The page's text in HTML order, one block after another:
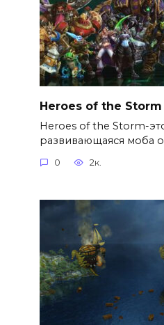
Heroes of the Storm
Heroes of the Storm-
развивающаяся моба
0 2к.